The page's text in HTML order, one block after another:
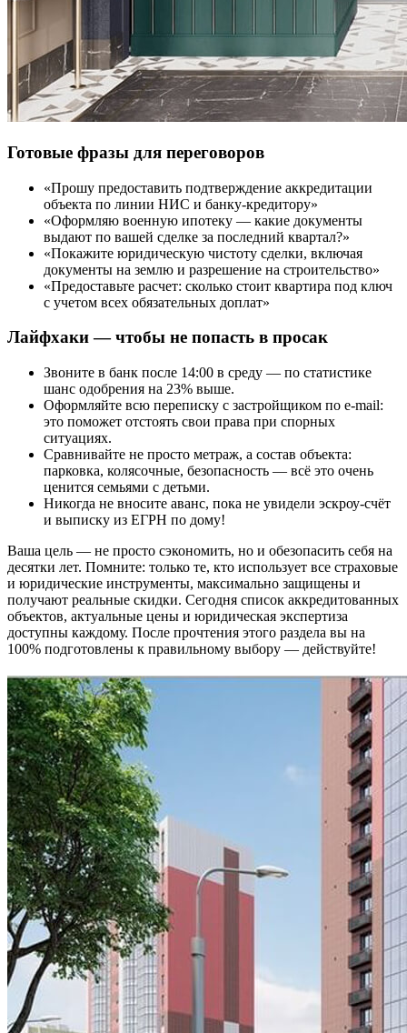
Готовые фразы для переговоров
«Прошу предоставить подтверждение аккредитации
объекта по линии НИС и банку-кредитору»
«Оформляю военную ипотеку — какие документы
выдают по вашей сделке за последний квартал?»
«Покажите юридическую чистоту сделки, включая
документы на землю и разрешение на строительство»
«Предоставьте расчет: сколько стоит квартира под ключ
с учетом всех обязательных доплат»
Лайфхаки — чтобы не попасть в просак
Звоните в банк после 14:00 в среду — по статистике
шанс одобрения на 23% выше.
Оформляйте всю переписку с застройщиком по e-mail:
это поможет отстоять свои права при спорных
ситуациях.
Сравнивайте не просто метраж, а состав объекта:
парковка, колясочные, безопасность — всё это очень
ценится семьями с детьми.
Никогда не вносите аванс, пока не увидели эскроу-счёт
и выписку из ЕГРН по дому!
Ваша цель — не просто сэкономить, но и обезопасить себя на
десятки лет. Помните: только те, кто использует все страховые
и юридические инструменты, максимально защищены и
получают реальные скидки. Сегодня список аккредитованных
объектов, актуальные цены и юридическая экспертиза
доступны каждому. После прочтения этого раздела вы на
100% подготовлены к правильному выбору — действуйте!